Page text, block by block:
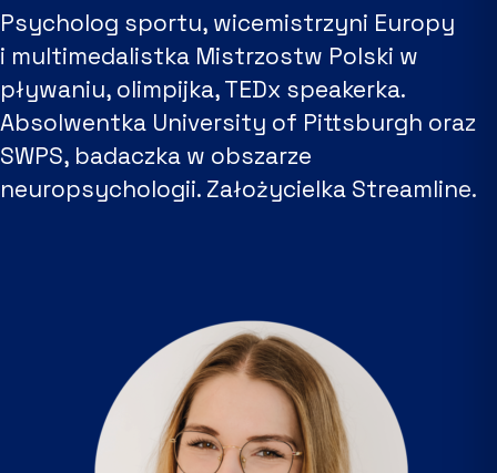
Psycholog sportu, wicemistrzyni Europy
i multimedalistka Mistrzostw Polski w
pływaniu, olimpijka, TEDx speakerka.
Absolwentka University of Pittsburgh oraz
SWPS, badaczka w obszarze
neuropsychologii. Założycielka Streamline.